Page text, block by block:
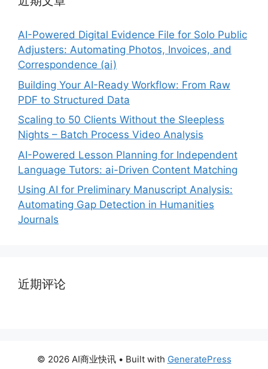
AI-Powered Digital Evidence File for Solo Public
Adjusters: Automating Photos, Invoices, and
Correspondence (ai)
Building Your AI-Ready Workflow: From Raw
PDF to Structured Data
Scaling to 50 Clients Without the Sleepless
Nights – Batch Process Video Analysis
AI-Powered Lesson Planning for Independent
Language Tutors: ai-Driven Content Matching
Using AI for Preliminary Manuscript Analysis:
Automating Gap Detection in Humanities
Journals
近期评论
© 2026 AI商业快讯• Built with GeneratePress